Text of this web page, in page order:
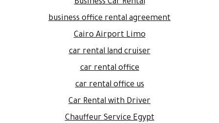
Business Car Rental
business office rental agreement
Cairo Airport Limo
car rental land cruiser
car rental office
car rental office us
Car Rental with Driver
Chauffeur Service Egypt